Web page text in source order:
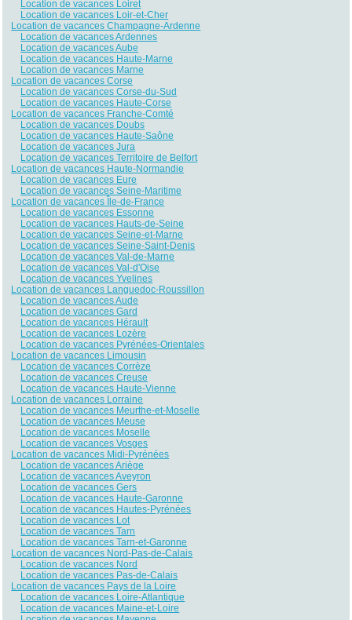
Location de vacances Loiret
Location de vacances Loir-et-Cher
Location de vacances Champagne-Ardenne
Location de vacances Ardennes
Location de vacances Aube
Location de vacances Haute-Marne
Location de vacances Marne
Location de vacances Corse
Location de vacances Corse-du-Sud
Location de vacances Haute-Corse
Location de vacances Franche-Comté
Location de vacances Doubs
Location de vacances Haute-Saône
Location de vacances Jura
Location de vacances Territoire de Belfort
Location de vacances Haute-Normandie
Location de vacances Eure
Location de vacances Seine-Maritime
Location de vacances Île-de-France
Location de vacances Essonne
Location de vacances Hauts-de-Seine
Location de vacances Seine-et-Marne
Location de vacances Seine-Saint-Denis
Location de vacances Val-de-Marne
Location de vacances Val-d'Oise
Location de vacances Yvelines
Location de vacances Languedoc-Roussillon
Location de vacances Aude
Location de vacances Gard
Location de vacances Hérault
Location de vacances Lozère
Location de vacances Pyrénées-Orientales
Location de vacances Limousin
Location de vacances Corrèze
Location de vacances Creuse
Location de vacances Haute-Vienne
Location de vacances Lorraine
Location de vacances Meurthe-et-Moselle
Location de vacances Meuse
Location de vacances Moselle
Location de vacances Vosges
Location de vacances Midi-Pyrénées
Location de vacances Ariège
Location de vacances Aveyron
Location de vacances Gers
Location de vacances Haute-Garonne
Location de vacances Hautes-Pyrénées
Location de vacances Lot
Location de vacances Tarn
Location de vacances Tarn-et-Garonne
Location de vacances Nord-Pas-de-Calais
Location de vacances Nord
Location de vacances Pas-de-Calais
Location de vacances Pays de la Loire
Location de vacances Loire-Atlantique
Location de vacances Maine-et-Loire